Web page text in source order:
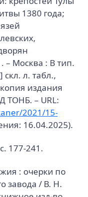
1380 года;
Москва : В тип.
скл. л. табл.,
издания
ТОНБ. – URL:
2021/15-
16.04.2025).
177-241.
: очерки по
завода / В. Н.